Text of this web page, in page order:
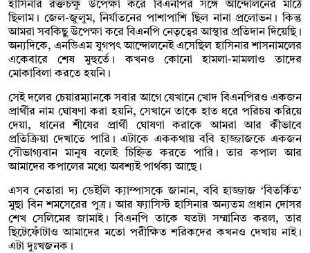
হাসিনার রক্তচক্ষু উপেক্ষা করে বিএনপির সঙ্গে আন্দোলনের মাঠে
ছিলাম। জেল-জুলুম, নির্যাতনের পাশাপাশি ছিল নানা প্রলোভন। কিন্তু
আমরা সবকিছু উপেক্ষা করে বিএনপি নেতৃত্বের আস্থার প্রতিদান দিয়েছি।
অন্যদিকে, এনডিএম যুগপৎ আন্দোলনেই এসেছিল হাসিনার শাসনামলের
একেবারে শেষ মুহুর্তে। কখনও কোনো হামলা-মামলাও তাদের
মোকাবিলা করতে হয়নি।
সেই দলের চেয়ারম্যানকে সবার আগে যেখানে খোদ বিএনপিরও একজন
প্রার্থীর নাম ঘোষণা করা হয়নি, সেখানে তাকে হাত ধরে পরিচয় করিয়ে
দেয়া, ধানের শীষের প্রার্থী ঘোষণা করাকে আমরা আর কীভাবে
প্রতিক্রিয়া দেখাতে পারি। এটাকে এককথায় ববি হাজ্জাজকে একজন
সৌভাগ্যবান মানুষ বলেই চিহ্নিত করতে পারি। তার কপাল আর
আমাদের কপালের মধ্যে অবশ্যই পার্থক্য আছে।
এসব নেতারা দ্য ডেইলি ক্যাম্পাসকে জানান, ববি হাজ্জাজ ‘বিতর্কিত’
মুছা বিন শমসেরের পুত্র। আর ফ্যাসিস্ট হাসিনার অন্যতম প্রধান দোসর
শেখ সেলিমের জামাই। বিএনপি তাকে যতটা সম্মানিত করল, তার
ছিটেফোঁটাও আমাদের মতো পরীক্ষিত শরিকদের কখনও দেখায় নাই।
এটা দুঃখজনক।